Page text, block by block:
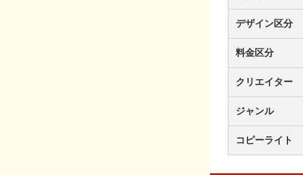
デザイン区分
料金区分
クリエイター
ジャンル
コピーライト